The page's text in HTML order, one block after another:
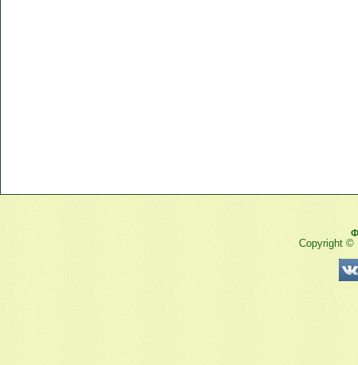
Copyright ©